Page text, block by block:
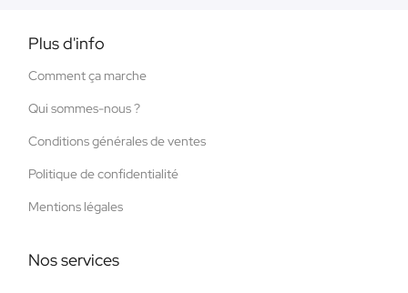
Plus d'info
Comment ça marche
Qui sommes-nous ?
Conditions générales de ventes
Politique de confidentialité
Mentions légales
Nos services